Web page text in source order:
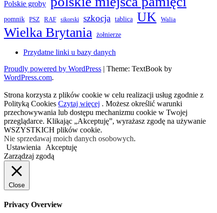
Polskie groby
pomnik PSZ RAF sikorski szkocja tablica UK Walia
Wielka Brytania żołnierze
Przydatne linki u bazy danych
Proudly powered by WordPress | Theme: TextBook by
WordPress.com.
Strona korzysta z plików cookie w celu realizacji usług zgodnie z
Polityką Cookies Czytaj więcej . Możesz określić warunki
przechowywania lub dostępu mechanizmu cookie w Twojej
przeglądarce. Klikając „Akceptuję”, wyrażasz zgodę na używanie
WSZYSTKICH plików cookie.
Nie sprzedawaj moich danych osobowych.
Ustawienia
Akceptuję
Zarządzaj zgodą
Close
Privacy Overview